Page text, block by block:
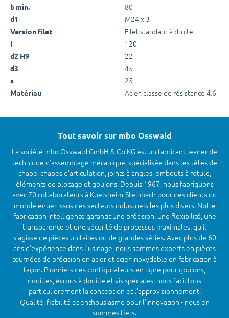
b min. 80
d1 M24 x 3
Version filet Filet standard à droite
l 120
d2 H9 22
d3 45
s 25
Matériau Acier, classe de résistance 4.6
Tout savoir sur mbo Osswald
La société mbo Osswald GmbH & Co KG est un fabricant leader de
technique d'assemblage mécanique, spécialisée dans les têtes de
chape, chapes d’articulation, joints à angles, embouts à rotule,
éléments de blocage et goujons. Depuis 1967, nous fabriquons
avec 70 collaborateurs à Kuelsheim-Steinbach pour des clients du
monde entier issus des secteurs industriels les plus divers. Notre
fabrication intelligente garantit une précision, une flexibilité, une
transparence et une sécurité de processus maximales, qu’il
s’agisse de pièces unitaires ou de grandes séries. Avec plus de 60
ans d’expérience dans l’usinage, nous sommes experts en pièces
tournées de précision en acier et acier inoxydable en fabrication à
façon. Pionniers des configurateurs en ligne pour goujons,
douilles, écrous à douille et vis spéciales, nous facilitons
particulièrement la conception et l’approvisionnement.
Qualité, fiabilité et enthousiasme pour l’innovation - nous en
sommes fiers.